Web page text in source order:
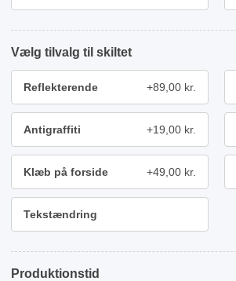
tilvalg
Reflekterende +89,00 kr.
Antigraffiti +19,00 kr.
Klæb på forside +49,00 kr.
Tekstændring
Produktionstid